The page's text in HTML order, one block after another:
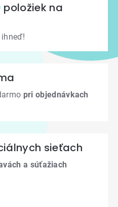
položiek na
pri objednávkach
sieťach
a súťažiach